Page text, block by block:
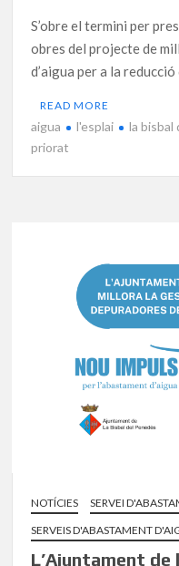
S’obre el termini per
obres del projecte de
d’aigua per a la
READ MORE
aigua l'esplai la bisbal
priorat
NOTÍCIES
SERVEI
SERVEIS D'ABASTAMENT
L’Ajuntament de